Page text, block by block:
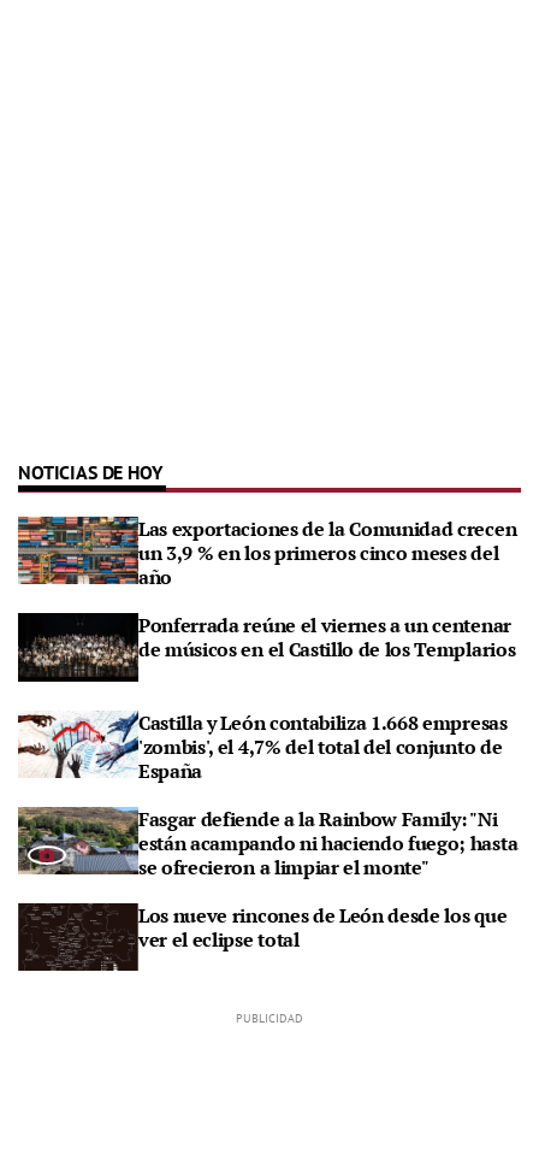
NOTICIAS DE HOY
Las exportaciones de la Comunidad crecen
un 3,9 % en los primeros cinco meses del
año
Ponferrada reúne el viernes a un centenar
de músicos en el Castillo de los Templarios
Castilla y León contabiliza 1.668 empresas
'zombis', el 4,7% del total del conjunto de
España
Fasgar defiende a la Rainbow Family: "Ni
están acampando ni haciendo fuego; hasta
se ofrecieron a limpiar el monte"
Los nueve rincones de León desde los que
ver el eclipse total